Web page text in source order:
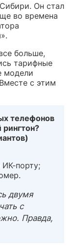
Он стал
во времена
больше,
тарифные
модели
с этим
телефонов
ИК-порту;
двумя
с
Правда,